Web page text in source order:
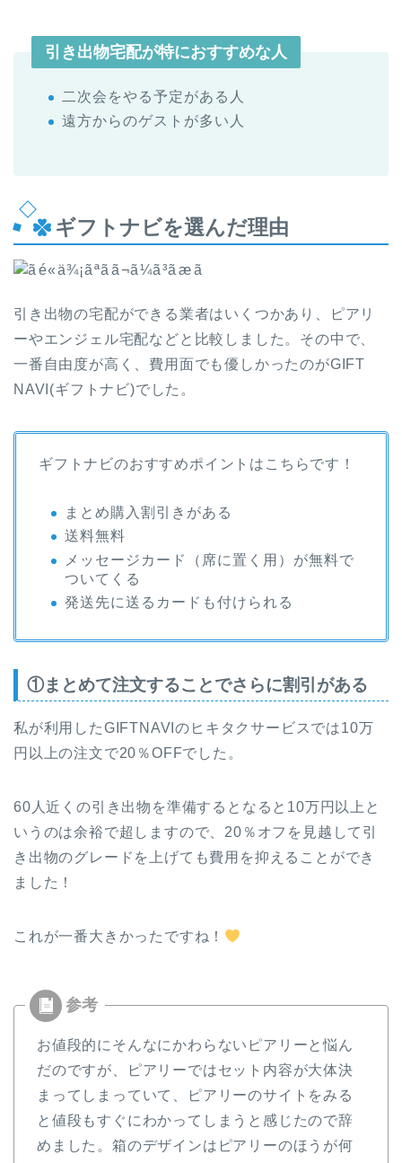
引き出物宅配が特におすすめな人
二次会をやる予定がある人
遠方からのゲストが多い人
ギフトナビを選んだ理由
引き出物の宅配ができる業者はいくつかあり、
ピアリ
ーやエンジェル宅配などと比較しました。その中で、
一番自由度が高く、費用面でも優しかったのがGIFT
NAVI(ギフトナビ)でした。
ギフトナビのおすすめポイントはこちらです！
まとめ購入割引きがある
送料無料
メッセージカード（席に置く用）が無料で
ついてくる
発送先に送るカードも付けられる
①まとめて注文することでさらに割引がある
私が利用したGIFTNAVIのヒキタクサービスでは10万
円以上の注文で20％OFFでした。
60人近くの引き出物を準備するとなると10万円以上と
いうのは余裕で超しますので、20％オフを見越して引
き出物のグレードを上げても費用を抑えることができ
ました！
これが一番大きかったですね！
お値段的にそんなにかわらないピアリーと悩ん
だのですが、ピアリーではセット内容が大体決
まってしまっていて、ピアリーのサイトをみる
と値段もすぐにわかってしまうと感じたので辞
めました。箱のデザインはピアリーのほうが何